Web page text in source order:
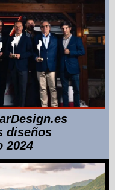
diseños
2024